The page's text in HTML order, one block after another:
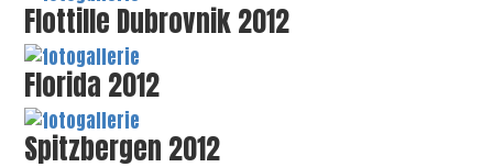
Flottille Dubrovnik 2012
Florida 2012
Spitzbergen 2012